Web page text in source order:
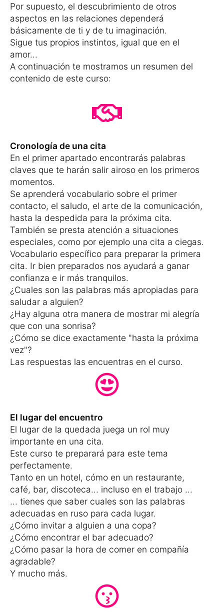
Por supuesto, el descubrimiento de otros
aspectos en las relaciones dependerá
básicamente de ti y de tu imaginación.
Sigue tus propios instintos, igual que en el
amor...
A continuación te mostramos un resumen del
contenido de este curso:
Cronología de una cita
En el primer apartado encontrarás palabras
claves que te harán salir airoso en los primeros
momentos.
Se aprenderá vocabulario sobre el primer
contacto, el saludo, el arte de la comunicación,
hasta la despedida para la próxima cita.
También se presta atención a situaciones
especiales, como por ejemplo una cita a ciegas.
Vocabulario específico para preparar la primera
cita. Ir bien preparados nos ayudará a ganar
confianza e ir más tranquilos.
¿Cuales son las palabras más apropiadas para
saludar a alguien?
¿Hay alguna otra manera de mostrar mi alegría
que con una sonrisa?
¿Cómo se dice exactamente "hasta la próxima
vez"?
Las respuestas las encuentras en el curso.
El lugar del encuentro
El lugar de la quedada juega un rol muy
importante en una cita.
Este curso te preparará para este tema
perfectamente.
Tanto en un hotel, cómo en un restaurante,
café, bar, discoteca... incluso en el trabajo ...
... tienes que saber cuales son las palabras
adecuadas en ruso para cada lugar.
¿Cómo invitar a alguien a una copa?
¿Cómo encontrar el bar adecuado?
¿Cómo pasar la hora de comer en compañía
agradable?
Y mucho más.